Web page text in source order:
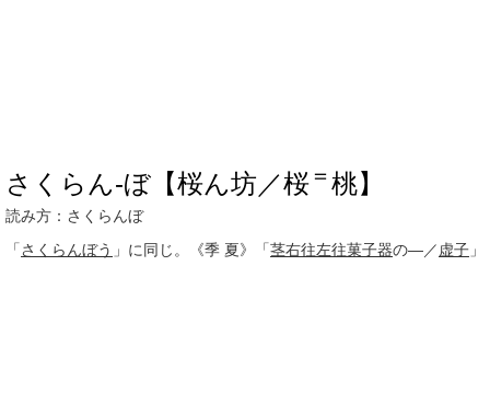
さくらん‐ぼ【桜ん坊／桜＝桃】
読み方：さくらんぼ
「さくらんぼう 」に同じ。《季 夏》「茎右往左往菓子器の―／ 虚子 」